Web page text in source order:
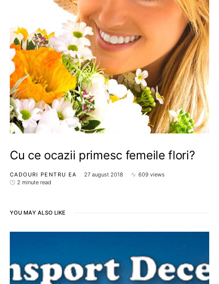
Cu ce ocazii primesc femeile flori?
CADOURI PENTRU EA 27 august 2018
609 views
2 minute read
YOU MAY ALSO LIKE